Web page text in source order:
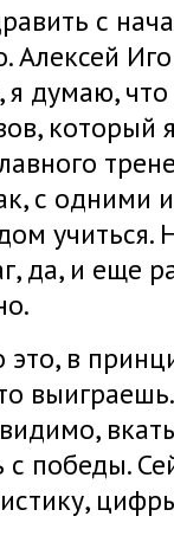
с
Алексей
думаю,
который
с одними
учиться.
да, и еще
это, в
победы.